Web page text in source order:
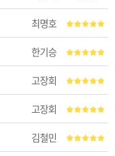
최명호
한기승
고장회
고장회
김철민